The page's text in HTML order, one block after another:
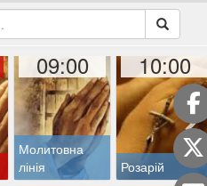
09:00
Молитовна
лінія
10:00
Розарій